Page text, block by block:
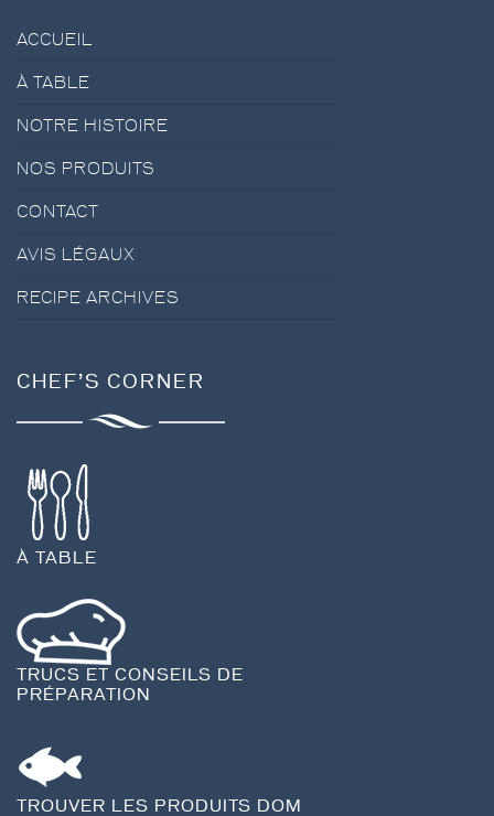
ACCUEIL
À TABLE
NOTRE HISTOIRE
NOS PRODUITS
CONTACT
AVIS LÉGAUX
RECIPE ARCHIVES
CHEF’S CORNER
À TABLE
TRUCS ET CONSEILS DE
PRÉPARATION
TROUVER LES PRODUITS DOM